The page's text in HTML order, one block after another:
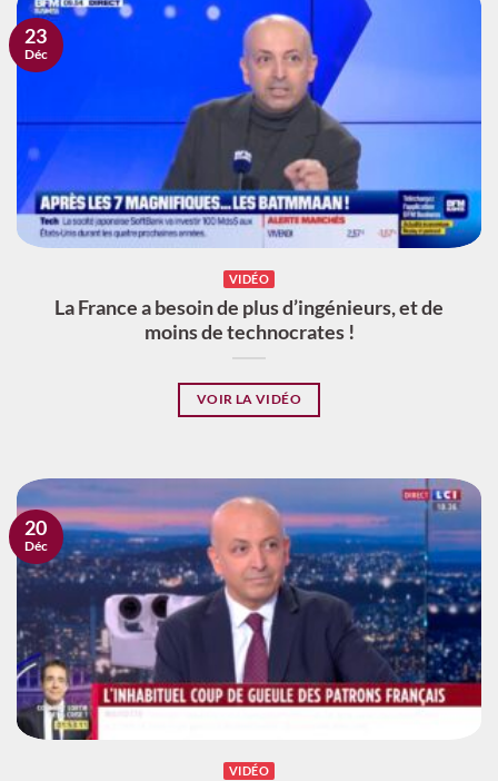
VIDÉO
La France a besoin de plus d’ingénieurs, et de
moins de technocrates !
VOIR LA VIDÉO
23
Déc
VIDÉO
20
Déc